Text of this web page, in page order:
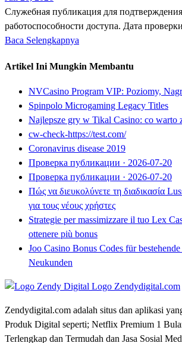
Служебная публикация для подтверждения
работоспособности доступа. Дата
Baca Selengkapnya
Artikel Ini Mungkin Membantu
NVCasino Program VIP: Poziomy,
Spinpolo Microgaming Legacy Titles
Najlepsze gry w Tikal Casino: co warto
cw-check-https://test.com/
Coronavirus disease 2019
Проверка публикации · 2026-07-20
Проверка публикации · 2026-07-20
Πώς να διευκολύνετε τη διαδικασία
για τους νέους χρήστες
Strategie per massimizzare il tuo Lex
ottenere più bonus
Joo Casino Bonus Codes für
Neukunden
Zendydigital.com adalah situs dan aplikasi
Produk Digital seperti; Netflix Premium 1
Terlengkap dan Termudah dan Jasa Sosial